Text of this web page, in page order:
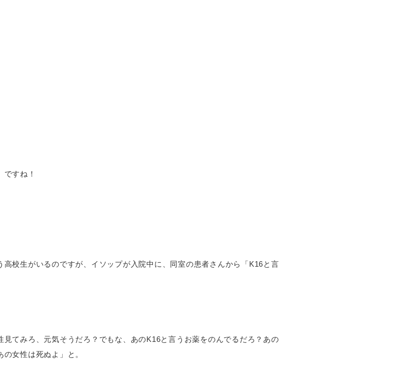
すね！
校生がいるのですが、イソップが入院中に、同室の患者さんから「K16と言
てみろ、元気そうだろ？でもな、あのK16と言うお薬をのんでるだろ？あの
女性は死ぬよ」と。